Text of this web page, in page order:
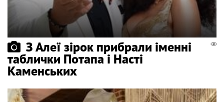
З Алеї зірок прибрали іменні
таблички Потапа і Насті
Каменських